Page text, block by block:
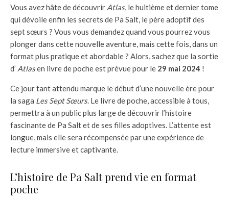
Vous avez hâte de découvrir Atlas, le huitième et dernier tome
qui dévoile enfin les secrets de Pa Salt, le père adoptif des
sept sœurs ? Vous vous demandez quand vous pourrez vous
plonger dans cette nouvelle aventure, mais cette fois, dans un
format plus pratique et abordable ? Alors, sachez que la sortie
d’ Atlasen livre de poche est prévue pour le 29 mai 2024 !
Ce jour tant attendu marque le début d’une nouvelle ère pour
la saga Les Sept Sœurs. Le livre de poche, accessible à tous,
permettra à un public plus large de découvrir l’histoire
fascinante de Pa Salt et de ses filles adoptives. L’attente est
longue, mais elle sera récompensée par une expérience de
lecture immersive et captivante.
L’histoire de Pa Salt prend vie en format
poche